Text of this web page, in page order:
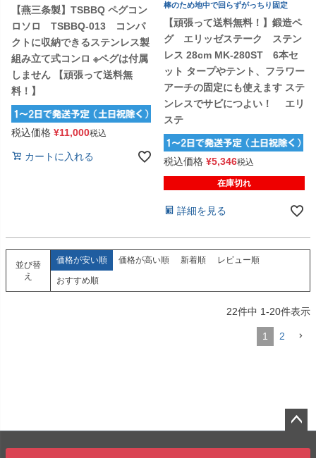
【燕三条製】TSBBQ ペグコン
ロソロ TSBBQ-013 コンパ
クトに収納できるステンレス製
組み立て式コンロ ※ペグは付属
しません 【頑張って送料無
料！】
税込価格 ¥11,000税込
カートに入れる
棒のため地中で回らずがっちり固定
【頑張って送料無料！】鍛造ペ
グ エリッゼステーク ステン
レス 28cm MK-280ST 6本セ
ット タープやテント、フラワー
アーチの固定にも使えます ステ
ンレスでサビにつよい！ エリ
ステ
税込価格 ¥5,346税込
在庫切れ
詳細を見る
並び替
え
価格が安い順 価格が高い順 新着順 レビュー順
おすすめ順
22件中 1-20件表示
1 2